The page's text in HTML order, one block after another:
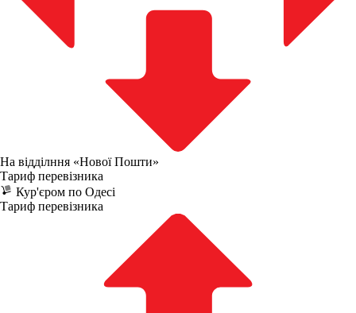
На відділння «Нової Пошти»
Тариф перевізника
Кур'єром по Одесі
Тариф перевізника